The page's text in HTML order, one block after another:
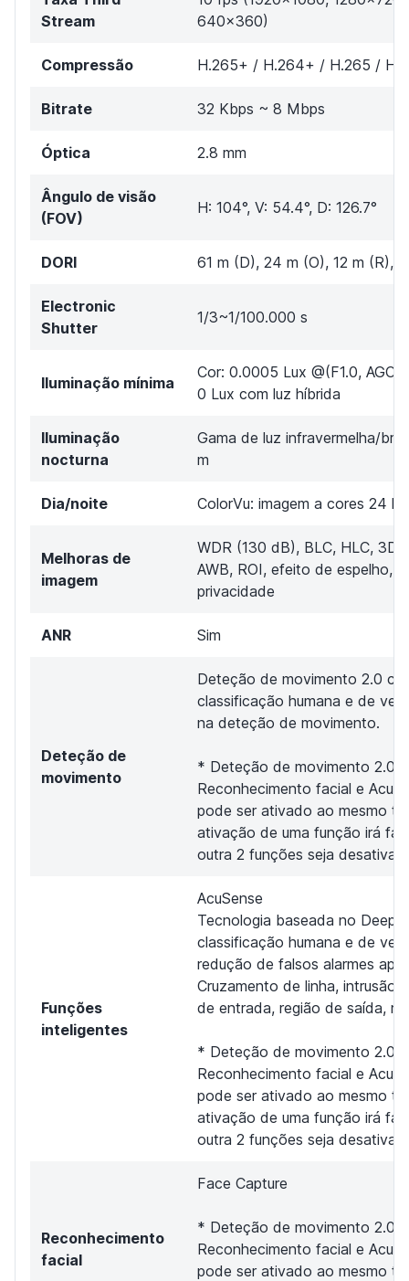
Stream
640x360)
Compressão H.265+ / H.264+ / H.265 /
Bitrate 32 Kbps ~ 8 Mbps
Óptica 2.8 mm
Ângulo de visão
(FOV)
H: 104°, V: 54.4°, D: 126.7°
DORI 61 m (D), 24 m (O), 12 m (R),
Electronic
Shutter
1/3~1/100.000 s
Iluminação mínima
Cor: 0.0005 Lux @(F1.0, AGC
0 Lux com luz híbrida
Iluminação
nocturna
Gama de luz infravermelha/
m
Dia/noite ColorVu: imagem a cores 24
Melhoras de
imagem
WDR (130 dB), BLC, HLC, 3D-
AWB, ROI, efeito de espelho,
privacidade
ANR Sim
Deteção de
movimento
Deteção de movimento 2.0
classificação humana e de
na deteção de movimento.
* Deteção de movimento 2.0,
Reconhecimento facial e
pode ser ativado ao mesmo
ativação de uma função irá
outra 2 funções seja
Funções
inteligentes
AcuSense
Tecnologia baseada no
classificação humana e de
redução de falsos alarmes
Cruzamento de linha, intrusão
de entrada, região de saída,
* Deteção de movimento 2.0,
Reconhecimento facial e
pode ser ativado ao mesmo
ativação de uma função irá
outra 2 funções seja
Reconhecimento
facial
Face Capture
* Deteção de movimento 2.0,
Reconhecimento facial e
pode ser ativado ao mesmo